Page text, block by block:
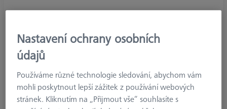
Nastavení ochrany osobních
údajů
Používáme různé technologie sledování, abychom vám
mohli poskytnout lepší zážitek z používání webových
stránek. Kliknutím na „Přijmout vše“ souhlasíte s